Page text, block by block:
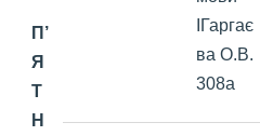
П’
Я
Т
Н
ІГаргає
ва О.В.
308а